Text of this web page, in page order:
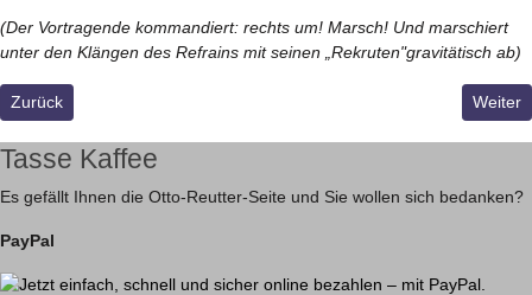
(Der Vortragende kommandiert: rechts um! Marsch! Und marschiert
unter den Klängen des Refrains mit seinen „Rekruten"gravitätisch ab)
Vorheriger Beitrag: Der Geist ist willig aber das Fleisch ist schwach!
Zurück Weiter
Tasse Kaffee
Es gefällt Ihnen die Otto-Reutter-Seite und Sie wollen sich bedanken?
PayPal